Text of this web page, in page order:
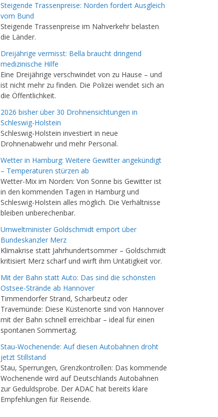
Steigende Trassenpreise: Norden fordert Ausgleich
vom Bund
Steigende Trassenpreise im Nahverkehr belasten
die Länder.
Dreijährige vermisst: Bella braucht dringend
medizinische Hilfe
Eine Dreijährige verschwindet von zu Hause – und
ist nicht mehr zu finden. Die Polizei wendet sich an
die Öffentlichkeit.
2026 bisher über 30 Drohnensichtungen in
Schleswig-Holstein
Schleswig-Holstein investiert in neue
Drohnenabwehr und mehr Personal.
Wetter in Hamburg: Weitere Gewitter angekündigt
– Temperaturen stürzen ab
Wetter-Mix im Norden: Von Sonne bis Gewitter ist
in den kommenden Tagen in Hamburg und
Schleswig-Holstein alles möglich. Die Verhältnisse
bleiben unberechenbar.
Umweltminister Goldschmidt empört über
Bundeskanzler Merz
Klimakrise statt Jahrhundertsommer – Goldschmidt
kritisiert Merz scharf und wirft ihm Untätigkeit vor.
Mit der Bahn statt Auto: Das sind die schönsten
Ostsee-Strände ab Hannover
Timmendorfer Strand, Scharbeutz oder
Travemünde: Diese Küstenorte sind von Hannover
mit der Bahn schnell erreichbar – ideal für einen
spontanen Sommertag.
Stau-Wochenende: Auf diesen Autobahnen droht
jetzt Stillstand
Stau, Sperrungen, Grenzkontrollen: Das kommende
Wochenende wird auf Deutschlands Autobahnen
zur Geduldsprobe. Der ADAC hat bereits klare
Empfehlungen für Reisende.